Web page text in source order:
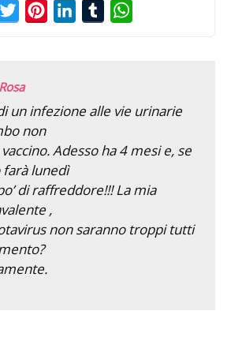
FacebookTwitterPinterestLinkedInTumblr
un infezione alle vie urinarie
non
Adesso ha 4 mesi e, se
farà lunedì
di raffreddore!!! La mia
,
non saranno troppi tutti